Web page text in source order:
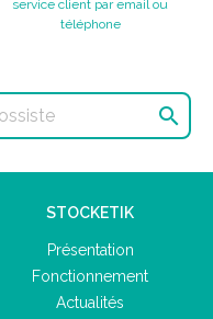
service client par email ou
téléphone

STOCKETIK
Présentation
Fonctionnement
Actualités